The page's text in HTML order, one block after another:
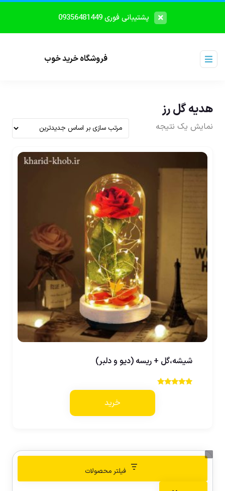
پشتیبانی فوری 09356481449
فروشگاه خرید خوب
هدیه گل رز
نمایش یک نتیجه
شیشه،گل + ریسه (دیو و دلبر)
خرید
فیلتر محصولات